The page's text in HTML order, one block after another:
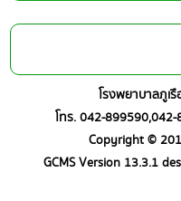
โรงพยาบาลภูเ
โทร. 042-
Copyright ©
GCMS Version 13.3.1